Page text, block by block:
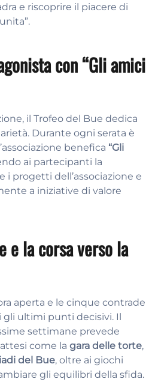
e riscoprire il piacere di
con “Gli amici
il Trofeo del Bue dedica
Durante ogni serata è
benefica “Gli
ai partecipanti la
i progetti dell’associazione e
a iniziative di valore
e la corsa verso la
aperta e le cinque contrade
gli ultimi punti decisivi. Il
settimane prevede
come la gara delle torte,
del Bue, oltre ai giochi
gli equilibri della sfida.